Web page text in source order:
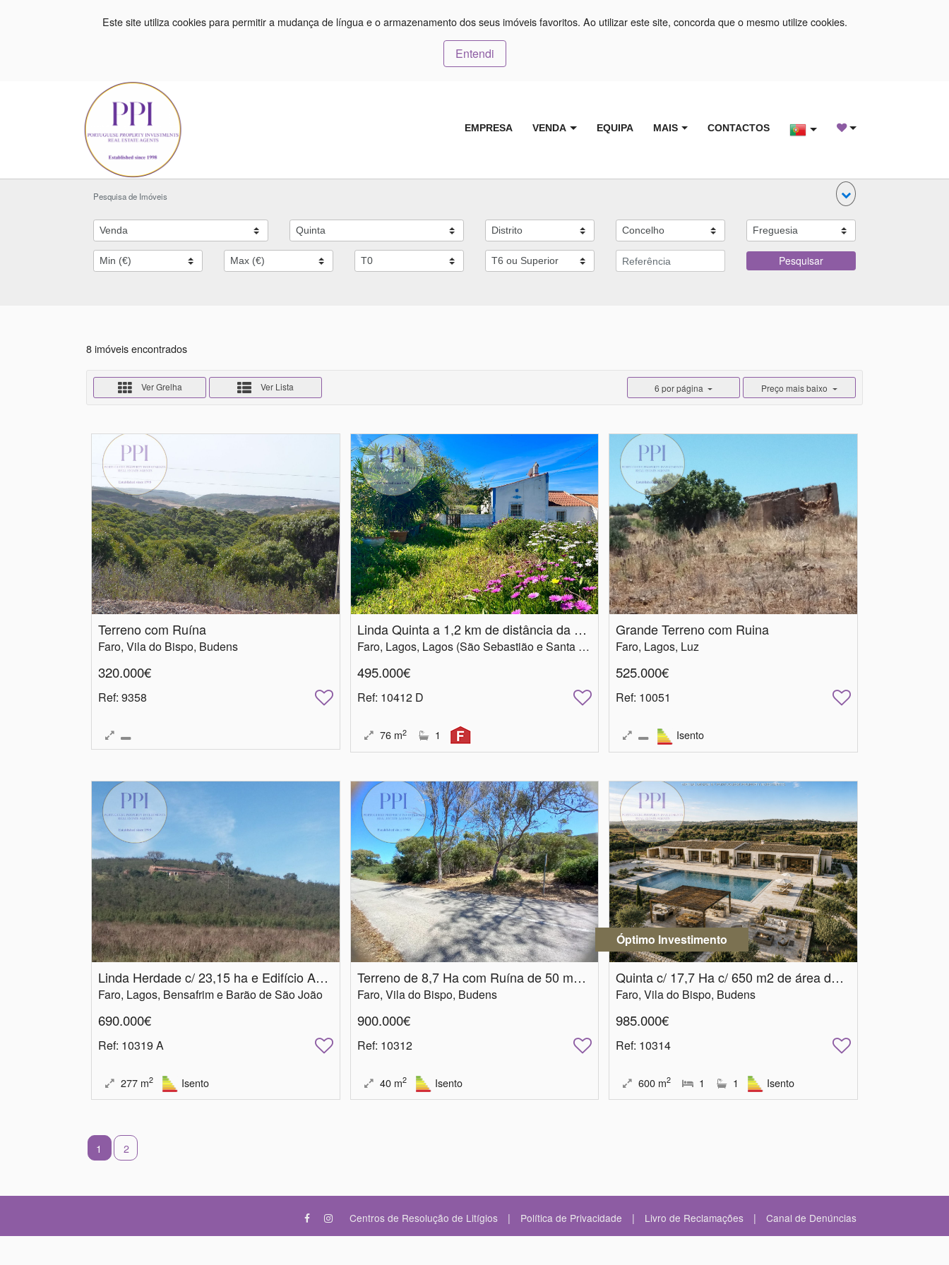
Este site utiliza cookies para permitir a mudança de língua e o armazenamento dos seus imóveis favoritos. Ao utilizar este site, concorda que o mesmo utilize cookies.
Entendi
EMPRESA VENDA EQUIPA MAIS CONTACTOS
Pesquisa de Imóveis
Pesquisar
8 imóveis encontrados
Ver Grelha Ver Lista 6 por página Preço mais baixo
Terreno com Ruína
Faro, Vila do Bispo, Budens
320.000€
Ref: 9358
Linda Quinta a 1,2 km de distância da Cidade
Faro, Lagos, Lagos (São Sebastião e Santa Maria)
495.000€
Ref: 10412 D
76 m2 1
Grande Terreno com Ruina
Faro, Lagos, Luz
525.000€
Ref: 10051
Isento
Linda Herdade c/ 23,15 ha e Edifício Antigo em Ruínas c/ 277 m2
Faro, Lagos, Bensafrim e Barão de São João
690.000€
Ref: 10319 A
277 m2 Isento
Terreno de 8,7 Ha com Ruína de 50 m2, Poço e Vistas Panorâmicas fantásticas
Faro, Vila do Bispo, Budens
900.000€
Ref: 10312
40 m2 Isento
Óptimo Investimento
Quinta c/ 17,7 Ha c/ 650 m2 de área de construção
Faro, Vila do Bispo, Budens
985.000€
Ref: 10314
600 m2 1 1 Isento
1 2
Centros de Resolução de Litígios | Política de Privacidade | Livro de Reclamações | Canal de Denúncias